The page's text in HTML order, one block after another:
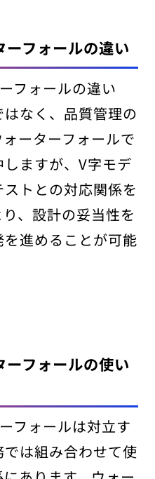
フォールの違い
フォールの違い
なく、品質管理の
ーターフォールで
ますが、V字モデ
トとの対応関係を
、設計の妥当性を
進めることが可能
フォールの使い
フォールは対立す
は組み合わせて使